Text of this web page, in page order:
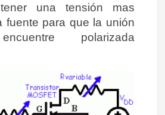
una tensión mas
fuente para que la unión
polarizada